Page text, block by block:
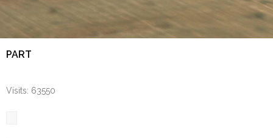
PART
Visits: 63550